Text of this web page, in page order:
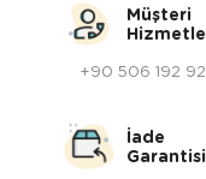
Müşteri
+90 506 192
İade
Garantisi